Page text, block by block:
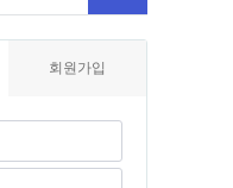
회원가입